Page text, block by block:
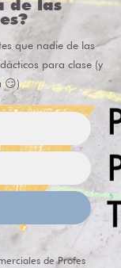
de las
que nadie de las
para clase (y
😏)
de Profes